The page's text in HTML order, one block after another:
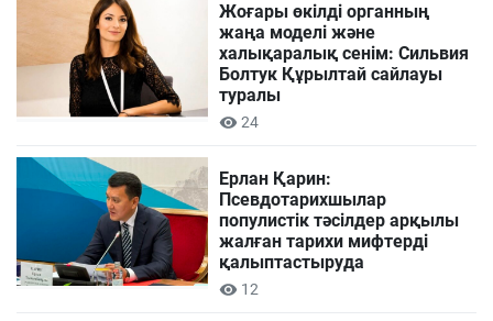
Жоғары өкілді органның
жаңа моделі және
халықаралық сенім: Сильвия
Болтук Құрылтай сайлауы
туралы
24
Ерлан Қарин:
Псевдотарихшылар
популистік тәсілдер арқылы
жалған тарихи мифтерді
қалыптастыруда
12